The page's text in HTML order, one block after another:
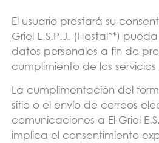
El usuario prestará su
Griel E.S.P.J. (Hostal**)
datos personales a fin de
cumplimiento de los
La cumplimentación del
sitio o el envío de correos
comunicaciones a El Griel
implica el consentimiento